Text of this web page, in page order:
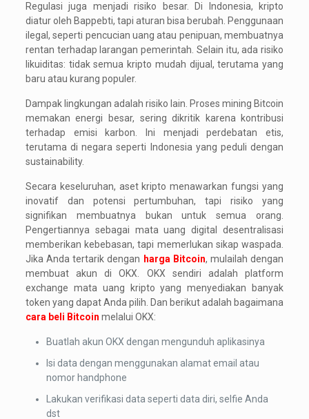
Regulasi juga menjadi risiko besar. Di Indonesia, kripto
diatur oleh Bappebti, tapi aturan bisa berubah. Penggunaan
ilegal, seperti pencucian uang atau penipuan, membuatnya
rentan terhadap larangan pemerintah. Selain itu, ada risiko
likuiditas: tidak semua kripto mudah dijual, terutama yang
baru atau kurang populer.
Dampak lingkungan adalah risiko lain. Proses mining Bitcoin
memakan energi besar, sering dikritik karena kontribusi
terhadap emisi karbon. Ini menjadi perdebatan etis,
terutama di negara seperti Indonesia yang peduli dengan
sustainability.
Secara keseluruhan, aset kripto menawarkan fungsi yang
inovatif dan potensi pertumbuhan, tapi risiko yang
signifikan membuatnya bukan untuk semua orang.
Pengertiannya sebagai mata uang digital desentralisasi
memberikan kebebasan, tapi memerlukan sikap waspada.
Jika Anda tertarik dengan harga Bitcoin, mulailah dengan
membuat akun di OKX. OKX sendiri adalah platform
exchange mata uang kripto yang menyediakan banyak
token yang dapat Anda pilih. Dan berikut adalah bagaimana
cara beli Bitcoin melalui OKX:
Buatlah akun OKX dengan mengunduh aplikasinya
Isi data dengan menggunakan alamat email atau
nomor handphone
Lakukan verifikasi data seperti data diri, selfie Anda
dst